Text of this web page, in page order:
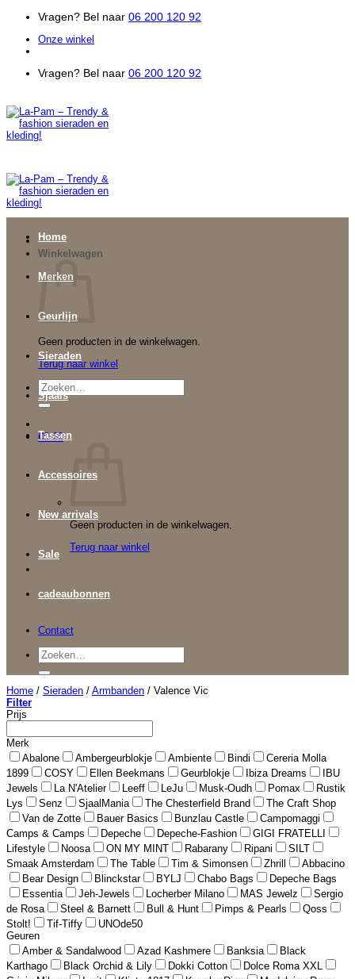
inhoud
Vragen? Bel naar 06 200 120 92
Onze winkel
Vragen? Bel naar 06 200 120 92
Winkelwagen
Geen producten in de winkelwagen.
Terug naar winkel
Zoeken
naar:
€0.00
Geen producten in de winkelwagen.
Terug naar winkel
Home
Merken
Geurlijn
Sieraden
Sjaals
Tassen
Accessoires
New arrivals
Sale
cadeaubonnen
Contact
Zoeken
naar:
Home / Sieraden / Armbanden / Valence Vic
Filter
Prijs
Merk
Abalone
Ambergeurblokje Ambiente Bindi
Cereria Molla
1899
COSY Ellen Beekmans Geurblokje Ibiza Dreams
IBU
Jewels
La N'Atelier Leeff LeJu Musk-Oudh Pomax
Rustik
Lys
Senz SjaalMania The Chesterfield Brand
The Craft Shop
Van de Zotte
Bauer Basics Bunzlau Castle
Campomaggi
Camps & Camps
Depeche Depeche-Fashion
GIGI FRATELLI
Lifestyle
Noosa ON MY MINT Rabarany Ripani
SILT
Smaak Amsterdam
The Table Tim & Simonsen Zhrill
Abbacino
Bear Design
Blinckstar BYLJ Chabo Bags
Depeche Bags
Essentia
Jeh-Jewels Locherber Milano MAS Jewelz
Sergio
de Rosa
Steel & Barnett Bull & Hunt Pimps & Pearls
Qoss
Stolt!
Tif-Tiffy
UNOde50
Geuren
Amber & Sandalwood
Azad Kashmere Banksia
Black
Karthago
Black Orchid & Lily Dokki Cotton
Dolce Roma XXL